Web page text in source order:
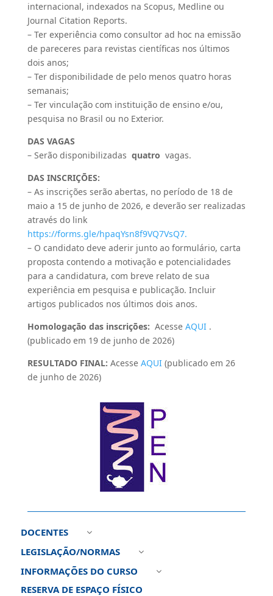
internacional, indexados na Scopus, Medline ou
Journal Citation Reports.
– Ter experiência como consultor ad hoc na emissão
de pareceres para revistas científicas nos últimos
dois anos;
– Ter disponibilidade de pelo menos quatro horas
semanais;
– Ter vinculação com instituição de ensino e/ou,
pesquisa no Brasil ou no Exterior.
DAS VAGAS
– Serão disponibilizadas quatro vagas.
DAS INSCRIÇÕES:
– As inscrições serão abertas, no período de 18 de
maio a 15 de junho de 2026, e deverão ser realizadas
através do link
https://forms.gle/hpaqYsn8f9VQ7VsQ7.
– O candidato deve aderir junto ao formulário, carta
proposta contendo a motivação e potencialidades
para a candidatura, com breve relato de sua
experiência em pesquisa e publicação. Incluir
artigos publicados nos últimos dois anos.
Homologação das inscrições: Acesse AQUI.
(publicado em 19 de junho de 2026)
RESULTADO FINAL: Acesse AQUI (publicado em 26
de junho de 2026)
DOCENTES 3
LEGISLAÇÃO/NORMAS 3
INFORMAÇÕES DO CURSO 3
RESERVA DE ESPAÇO FÍSICO